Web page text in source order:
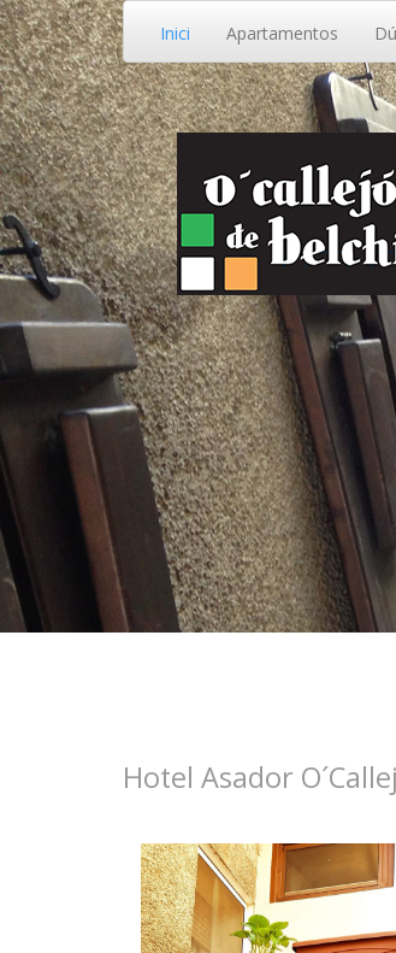
Inici Apartamentos
Hotel Asador